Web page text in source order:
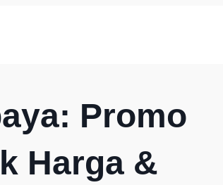
Promo
Harga &